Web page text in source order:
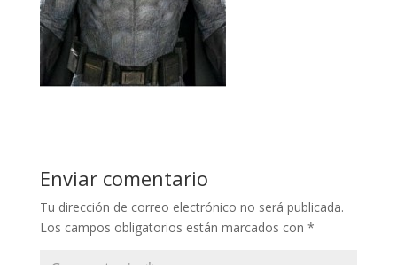
Enviar comentario
Tu dirección de correo electrónico no será publicada.
Los campos obligatorios están marcados con *